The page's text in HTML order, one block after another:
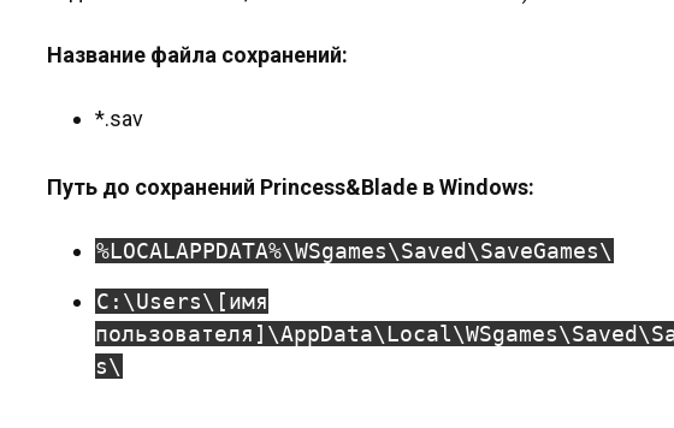
Название файла сохранений:
*.sav
Путь до сохранений Princess&Blade в Windows:
%LOCALAPPDATA%\WSgames\Saved\SaveGames\
C:\Users\[имя
s\